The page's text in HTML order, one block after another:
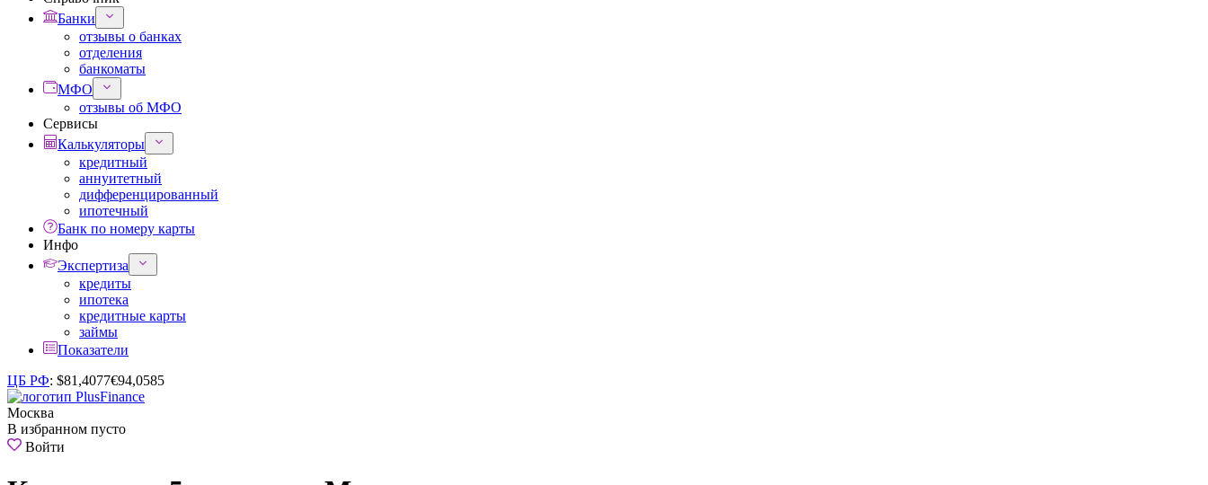
Банки
отзывы о банках
отделения
банкоматы
МФО
отзывы об МФО
Сервисы
Калькуляторы
кредитный
аннуитетный
дифференцированный
ипотечный
Банк по номеру карты
Инфо
Экспертиза
кредиты
ипотека
кредитные карты
займы
Показатели
ЦБ РФ: $81,4077€94,0585
Москва
В избранном пусто
Войти